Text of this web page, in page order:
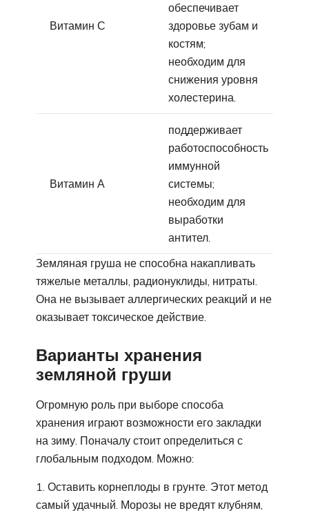
Витамин С
обеспечивает
здоровье зубам и
костям;
необходим для
снижения уровня
холестерина.
Витамин А
поддерживает
работоспособность
иммунной
системы;
необходим для
выработки
антител.
Земляная груша не способна накапливать
тяжелые металлы, радионуклиды, нитраты.
Она не вызывает аллергических реакций и не
оказывает токсическое действие.
Варианты хранения
земляной груши
Огромную роль при выборе способа
хранения играют возможности его закладки
на зиму. Поначалу стоит определиться с
глобальным подходом. Можно:
Оставить корнеплоды в грунте. Этот метод
самый удачный. Морозы не вредят клубням,